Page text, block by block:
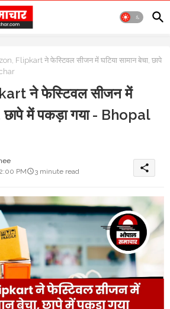
Flipkart ने फेस्टिवल सीजन में घटिया सामान बेचा, छापे
ने फेस्टिवल सीजन में
छापे में पकड़ा गया - Bhopal
PM
3 minute read share